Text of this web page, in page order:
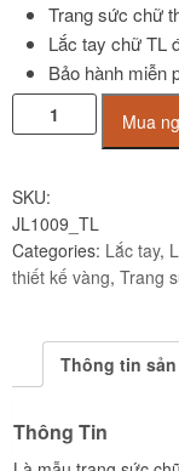
Trang sức chữ
Lắc tay chữ TL
Bảo hành miễn
tay
ghép
TL
vàng
tây
Jyme
Jewelry
Mua
SKU:
JL1009_TL
Categories: Lắc tay,
thiết kế vàng, Trang
Thông tin
Thông Tin